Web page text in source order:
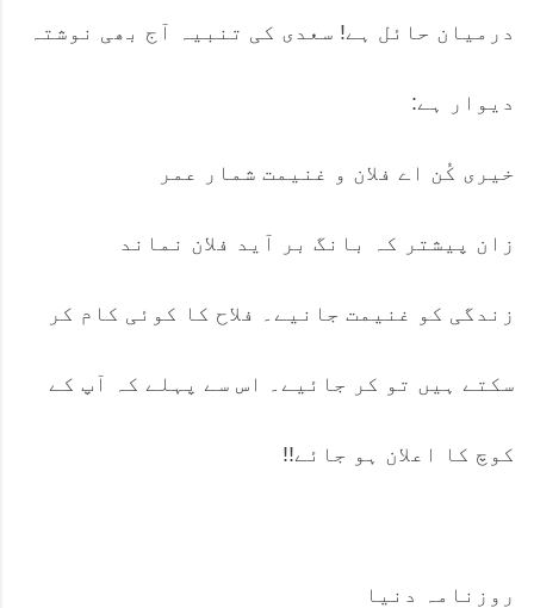
درمیان حائل ہے! سعدی کی تنبیہ آج بھی نوشتہ
دیوار ہے:
خیری کُن اے فلان و غنیمت شمار عمر
زان پیشتر کہ بانگ بر آید فلان نماند
زندگی کو غنیمت جانیے۔ فلاح کا کوئی کام کر
سکتے ہیں تو کر جائیے۔ اس سے پہلے کہ آپ کے
کوچ کا اعلان ہو جائے!!
روزنامہ دنیا